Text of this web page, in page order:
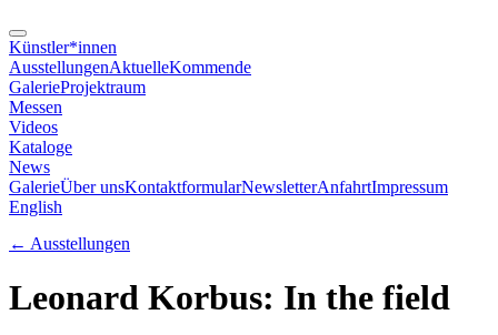
Künstler*innen
AusstellungenAktuelleKommende
GalerieProjektraum
Messen
Videos
Kataloge
News
GalerieÜber unsKontaktformularNewsletterAnfahrtImpressum
English
← Ausstellungen
Leonard Korbus: In the field